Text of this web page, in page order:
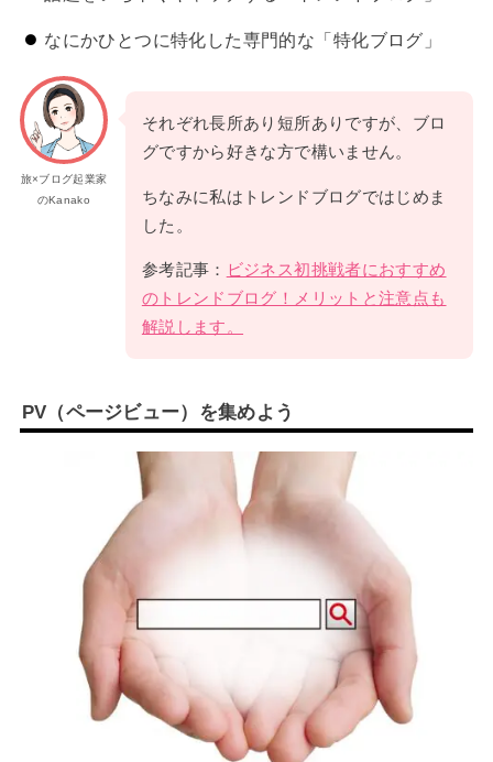
なにかひとつに特化した専門的な「特化ブログ」
旅×ブログ起業家
のKanako
それぞれ長所あり短所ありですが、ブロ
グですから好きな方で構いません。
ちなみに私はトレンドブログではじめま
した。
参考記事：
ビジネス初挑戦者におすすめ
のトレンドブログ！メリットと注意点も
解説します。
PV（ページビュー）を集めよう